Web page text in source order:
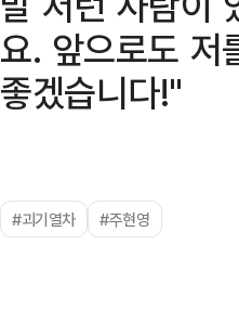
요. 앞으로도 저
좋겠습니다!"
#괴기열차 #주현영